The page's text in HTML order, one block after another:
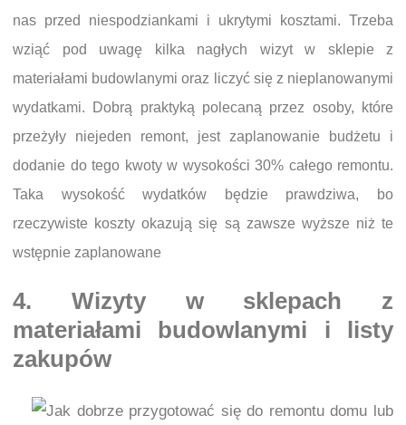
nas przed niespodziankami i ukrytymi kosztami. Trzeba
wziąć pod uwagę kilka nagłych wizyt w sklepie z
materiałami budowlanymi oraz liczyć się z nieplanowanymi
wydatkami. Dobrą praktyką polecaną przez osoby, które
przeżyły niejeden remont, jest zaplanowanie budżetu i
dodanie do tego kwoty w wysokości 30% całego remontu.
Taka wysokość wydatków będzie prawdziwa, bo
rzeczywiste koszty okazują się są zawsze wyższe niż te
wstępnie zaplanowane
4. Wizyty w sklepach z
materiałami budowlanymi i listy
zakupów